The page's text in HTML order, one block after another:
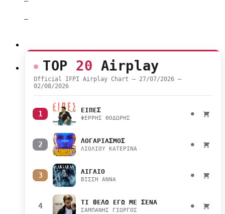
–
TOP 20 Airplay
Official IFPI Airplay Chart — 27/07/2026 –
02/08/2026
1 ΕΙΠΕΣ
ΦΕΡΡΗΣ ΘΟΔΩΡΗΣ
●
2 ΛΟΓΑΡΙΑΣΜΟΣ
ΛΙΟΛΙΟΥ ΚΑΤΕΡΙΝΑ
●
3 ΑΙΓΑΙΟ
ΒΙΣΣΗ ΑΝΝΑ
●
4 ΤΙ ΘΕΛΩ ΕΓΩ ΜΕ ΣΕΝΑ
ΣΑΜΠΑΝΗΣ ΓΙΩΡΓΟΣ
●